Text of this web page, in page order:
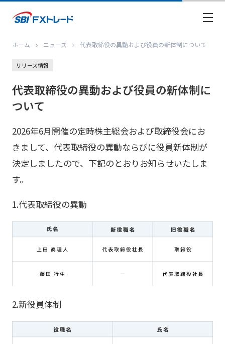
ホーム ニュース 代表取締役の異動および役員の新体制について
リリース情報
代表取締役の異動および役員の新体制に
ついて
2026年6月開催の定時株主総会および取締役会にお
きまして、代表取締役の異動ならびに役員新体制が
決定しましたので、下記のとおりお知らせいたしま
す。
1.代表取締役の異動
2.新役員体制